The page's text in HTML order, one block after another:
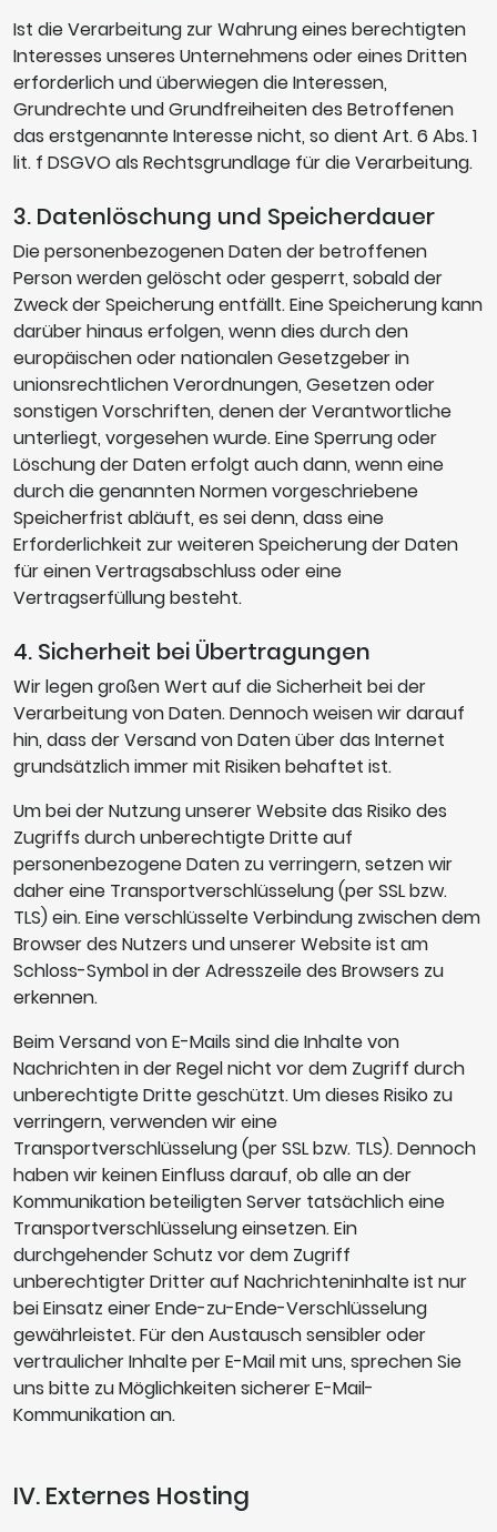
Ist die Verarbeitung zur Wahrung eines berechtigten
Interesses unseres Unternehmens oder eines Dritten
erforderlich und überwiegen die Interessen,
Grundrechte und Grundfreiheiten des Betroffenen
das erstgenannte Interesse nicht, so dient Art. 6 Abs. 1
lit. f DSGVO als Rechtsgrundlage für die Verarbeitung.
3. Datenlöschung und Speicherdauer
Die personenbezogenen Daten der betroffenen
Person werden gelöscht oder gesperrt, sobald der
Zweck der Speicherung entfällt. Eine Speicherung kann
darüber hinaus erfolgen, wenn dies durch den
europäischen oder nationalen Gesetzgeber in
unionsrechtlichen Verordnungen, Gesetzen oder
sonstigen Vorschriften, denen der Verantwortliche
unterliegt, vorgesehen wurde. Eine Sperrung oder
Löschung der Daten erfolgt auch dann, wenn eine
durch die genannten Normen vorgeschriebene
Speicherfrist abläuft, es sei denn, dass eine
Erforderlichkeit zur weiteren Speicherung der Daten
für einen Vertragsabschluss oder eine
Vertragserfüllung besteht.
4. Sicherheit bei Übertragungen
Wir legen großen Wert auf die Sicherheit bei der
Verarbeitung von Daten. Dennoch weisen wir darauf
hin, dass der Versand von Daten über das Internet
grundsätzlich immer mit Risiken behaftet ist.
Um bei der Nutzung unserer Website das Risiko des
Zugriffs durch unberechtigte Dritte auf
personenbezogene Daten zu verringern, setzen wir
daher eine Transportverschlüsselung (per SSL bzw.
TLS) ein. Eine verschlüsselte Verbindung zwischen dem
Browser des Nutzers und unserer Website ist am
Schloss-Symbol in der Adresszeile des Browsers zu
erkennen.
Beim Versand von E-Mails sind die Inhalte von
Nachrichten in der Regel nicht vor dem Zugriff durch
unberechtigte Dritte geschützt. Um dieses Risiko zu
verringern, verwenden wir eine
Transportverschlüsselung (per SSL bzw. TLS). Dennoch
haben wir keinen Einfluss darauf, ob alle an der
Kommunikation beteiligten Server tatsächlich eine
Transportverschlüsselung einsetzen. Ein
durchgehender Schutz vor dem Zugriff
unberechtigter Dritter auf Nachrichteninhalte ist nur
bei Einsatz einer Ende-zu-Ende-Verschlüsselung
gewährleistet. Für den Austausch sensibler oder
vertraulicher Inhalte per E-Mail mit uns, sprechen Sie
uns bitte zu Möglichkeiten sicherer E-Mail-
Kommunikation an.
IV. Externes Hosting